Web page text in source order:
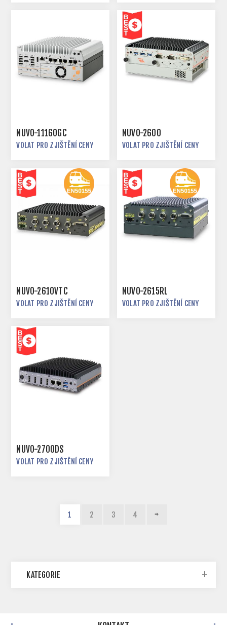
NUVO-11160GC
VOLAT PRO ZJIŠTĚNÍ CENY
NUVO-2600
VOLAT PRO ZJIŠTĚNÍ CENY
NUVO-2610VTC
VOLAT PRO ZJIŠTĚNÍ CENY
NUVO-2615RL
VOLAT PRO ZJIŠTĚNÍ CENY
NUVO-2700DS
VOLAT PRO ZJIŠTĚNÍ CENY
1 2 3 4
KATEGORIE